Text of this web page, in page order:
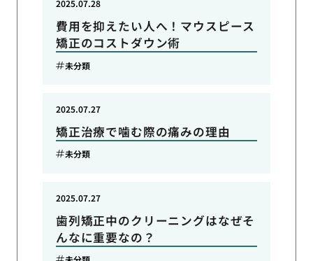
費用を抑えたい人へ！マウスピース
矯正のコストダウン術
2025.07.28
未分類
矯正治療で噛む際の痛みの理由
2025.07.27
未分類
歯列矯正中のクリーニングはなぜそ
んなに重要なの？
2025.07.27